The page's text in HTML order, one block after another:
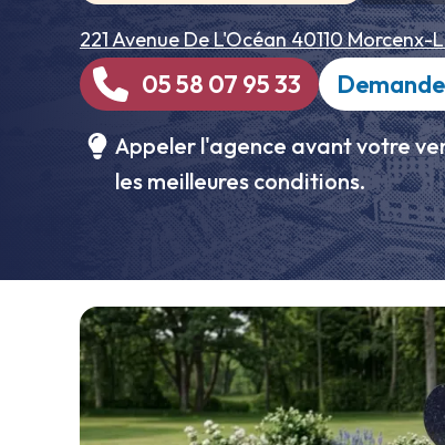
221 Avenue De L'Océan40110 Morcenx-
05 58 07 95 33
Appeler l'agence avant votre
les meilleures conditions.